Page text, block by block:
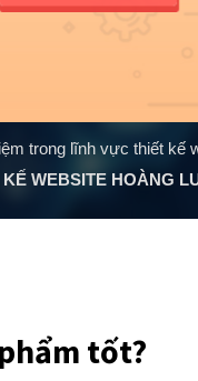
trong lĩnh vực thiết kế
WEBSITE HOÀNG
tốt?